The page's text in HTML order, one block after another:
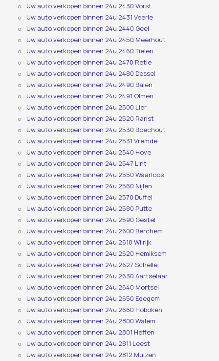
Uw auto verkopen binnen 24u 2430 Vorst
Uw auto verkopen binnen 24u 2431 Veerle
Uw auto verkopen binnen 24u 2440 Geel
Uw auto verkopen binnen 24u 2450 Meerhout
Uw auto verkopen binnen 24u 2460 Tielen
Uw auto verkopen binnen 24u 2470 Retie
Uw auto verkopen binnen 24u 2480 Dessel
Uw auto verkopen binnen 24u 2490 Balen
Uw auto verkopen binnen 24u 2491 Olmen
Uw auto verkopen binnen 24u 2500 Lier
Uw auto verkopen binnen 24u 2520 Ranst
Uw auto verkopen binnen 24u 2530 Boechout
Uw auto verkopen binnen 24u 2531 Vremde
Uw auto verkopen binnen 24u 2540 Hove
Uw auto verkopen binnen 24u 2547 Lint
Uw auto verkopen binnen 24u 2550 Waarloos
Uw auto verkopen binnen 24u 2560 Nijlen
Uw auto verkopen binnen 24u 2570 Duffel
Uw auto verkopen binnen 24u 2580 Putte
Uw auto verkopen binnen 24u 2590 Gestel
Uw auto verkopen binnen 24u 2600 Berchem
Uw auto verkopen binnen 24u 2610 Wilrijk
Uw auto verkopen binnen 24u 2620 Hemiksem
Uw auto verkopen binnen 24u 2627 Schelle
Uw auto verkopen binnen 24u 2630 Aartselaar
Uw auto verkopen binnen 24u 2640 Mortsel
Uw auto verkopen binnen 24u 2650 Edegem
Uw auto verkopen binnen 24u 2660 Hoboken
Uw auto verkopen binnen 24u 2800 Walem
Uw auto verkopen binnen 24u 2801 Heffen
Uw auto verkopen binnen 24u 2811 Leest
Uw auto verkopen binnen 24u 2812 Muizen